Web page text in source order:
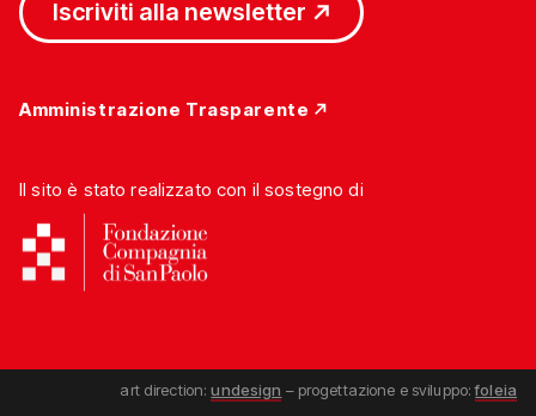
Iscriviti alla newsletter
Amministrazione Trasparente
Il sito è stato realizzato con il sostegno di
art direction:undesign – progettazione e sviluppo:foleia